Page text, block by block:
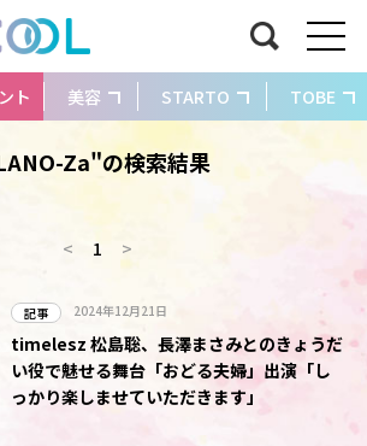
ト 美容 STARTO TOBE
Za"の検索結果
< 1 >
記事 2024年12月21日
timelesz 松島聡、長澤まさみとのきょうだ
い役で魅せる舞台「おどる夫婦」出演「し
っかり楽しませていただきます」